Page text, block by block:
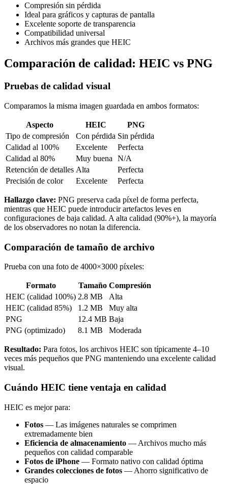
Compresión sin pérdida
Ideal para gráficos y capturas de pantalla
Excelente soporte de transparencia
Compatibilidad universal
Archivos más grandes que HEIC
Comparación de calidad: HEIC vs PNG
Pruebas de calidad visual
Comparamos la misma imagen guardada en ambos formatos:
Aspecto HEIC
PNG
Tipo de compresión
Con pérdida Sin pérdida
Calidad al 100%
Excelente
Perfecta
Calidad al 80%
Muy buena
N/A
Retención de detalles Alta
Perfecta
Precisión de color
Excelente Perfecta
Hallazgo clave: PNG preserva cada píxel de forma perfecta,
mientras que HEIC puede introducir artefactos leves en
configuraciones de baja calidad. A alta calidad (90%+), la mayoría
de los observadores no notan la diferencia.
Comparación de tamaño de archivo
Prueba con una foto de 4000×3000 píxeles:
Formato Tamaño Compresión
HEIC (calidad 100%) 2.8 MB
Alta
HEIC (calidad 85%)
1.2 MB
Muy alta
PNG
12.4 MB Baja
PNG (optimizado)
8.1 MB Moderada
Resultado: Para fotos, los archivos HEIC son típicamente 4–10
veces más pequeños que PNG manteniendo una excelente calidad
visual.
Cuándo HEIC tiene ventaja en calidad
HEIC es mejor para:
Fotos — Las imágenes naturales se comprimen
extremadamente bien
Eficiencia de almacenamiento — Archivos mucho más
pequeños con calidad comparable
Fotos de iPhone — Formato nativo con calidad óptima
Grandes colecciones de fotos — Ahorro significativo de
espacio